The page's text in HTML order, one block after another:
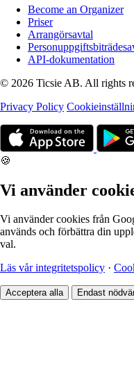
Become an Organizer
Priser
Arrangörsavtal
API-dokumentation
© 2026 Ticsie AB. All rights
Privacy Policy
🍪
Vi använder
Vi använder cookies från
används och förbättra din
val.
Läs vår integritetspolicy ·
Acceptera alla Endast